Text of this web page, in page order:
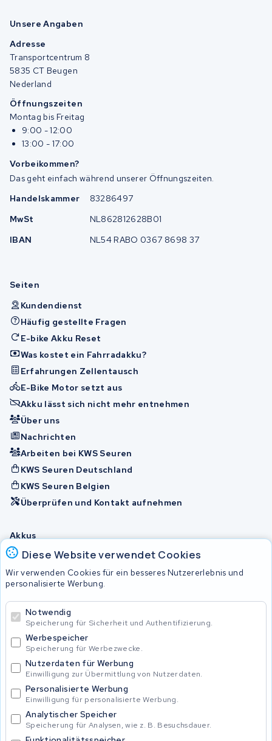
Diese Website verwendet Cookies
Wir verwenden Cookies für ein besseres Nutzererlebnis und
personalisierte Werbung.
Notwendig
Speicherung für Sicherheit und Authentifizierung.
Werbespeicher
Speicherung für Werbezwecke.
Nutzerdaten für Werbung
Einwilligung zur Übermittlung von Nutzerdaten.
Personalisierte Werbung
Einwilligung für personalisierte Werbung.
Analytischer Speicher
Speicherung für Analysen, wie z. B. Besuchsdauer.
Unsere Angaben
Adresse
Transportcentrum 8
5835 CT Beugen
Nederland
Öffnungszeiten
Montag bis Freitag
9:00 - 12:00
13:00 - 17:00
Vorbeikommen?
Das geht einfach während unserer Öffnungszeiten.
Handelskammer
83286497
MwSt
NL862812628B01
IBAN
NL54 RABO 0367 8698 37
Seiten
Kundendienst
Häufig gestellte Fragen
E-bike Akku Reset
Was kostet ein Fahrradakku?
Erfahrungen Zellentausch
E-Bike Motor setzt aus
Akku lässt sich nicht mehr entnehmen
Über uns
Nachrichten
Arbeiten bei KWS Seuren
KWS Seuren Deutschland
KWS Seuren Belgien
Überprüfen und Kontakt aufnehmen
Akkus
© 2026 KWS Seuren
Privacy Policy